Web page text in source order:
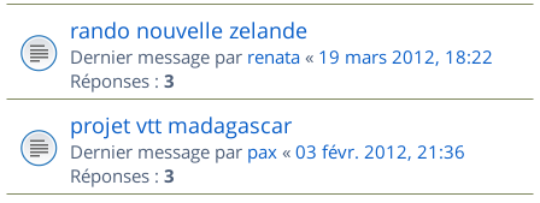
rando nouvelle zelande
Dernier message par renata « 19 mars 2012, 18:22
Réponses : 3
projet vtt madagascar
Dernier message par pax « 03 févr. 2012, 21:36
Réponses : 3